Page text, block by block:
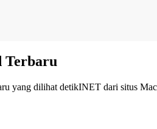
Terbaru
yang dilihat detikINET dari situs Mac